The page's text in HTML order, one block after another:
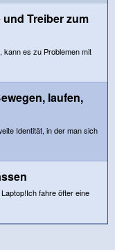
Treiber zum
kann es zu Problemen mit
laufen,
Identität, in der man sich
fahre öfter eine